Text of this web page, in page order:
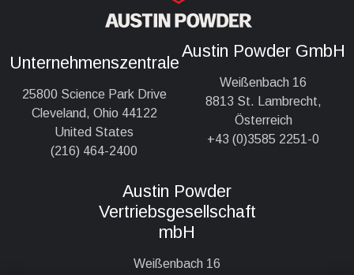
Unternehmenszentrale
25800 Science Park Drive
Cleveland, Ohio 44122
United States
(216) 464-2400
Austin Powder GmbH
Weißenbach 16
8813 St. Lambrecht,
Österreich
+43 (0)3585 2251-0
Austin Powder
Vertriebsgesellschaft
mbH
Weißenbach 16